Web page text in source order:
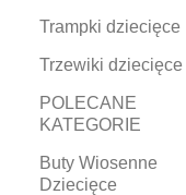
Trampki dziecięce
Trzewiki dziecięce
POLECANE
KATEGORIE
Buty Wiosenne
Dziecięce